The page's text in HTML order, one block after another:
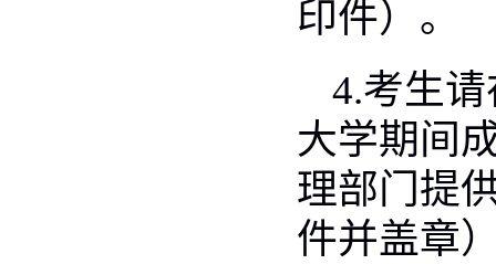
印件）。
4.考生
大学期间
理部门提
件并盖章